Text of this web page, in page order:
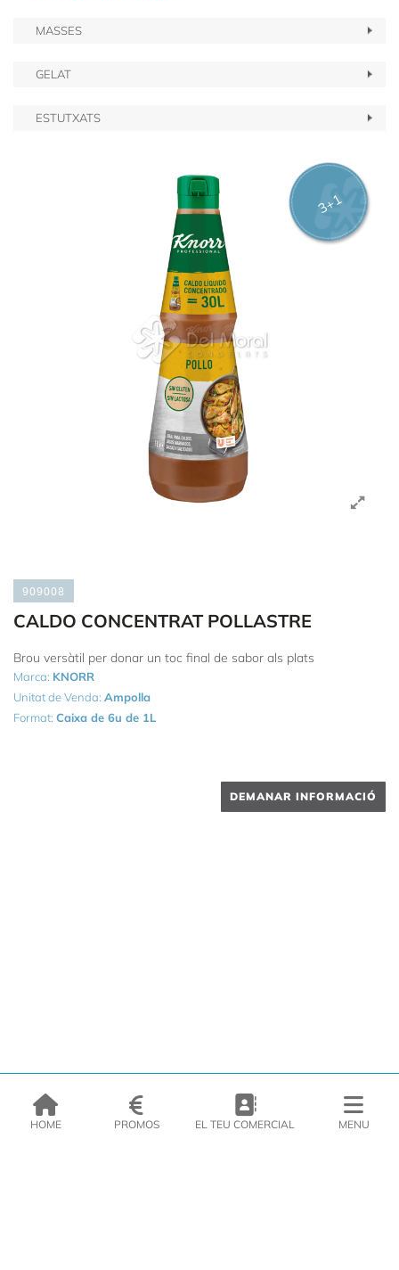
MASSES
GELAT
ESTUTXATS
3+1
909008
CALDO CONCENTRAT POLLASTRE
Brou versàtil per donar un toc final de sabor als plats
Marca: KNORR
Unitat de Venda: Ampolla
Format: Caixa de 6u de 1L
DEMANAR INFORMACIÓ
HOME PROMOS EL TEU COMERCIAL MENU